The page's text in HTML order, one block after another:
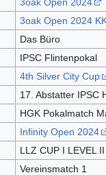
3oak Open 2024
Das Büro
IPSC Flintenpokal
4th Silver City Cup
17. Abstatter IPSC
HGK Pokalmatch
Infinity Open 2024
LLZ CUP I LEVEL
Vereinsmatch 1